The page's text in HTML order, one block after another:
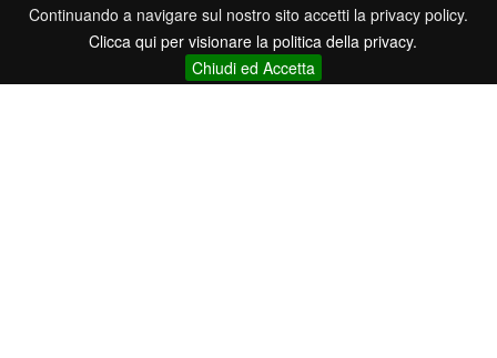
energetiche, approfondimenti su temi specifici.
nessuno, la partecipazione è aperta a tutti, anche alle
Continuando a navigare sul nostro sito accetti la privacy policy.
Clicca qui per visionare la politica della privacy.
Chiudi ed Accetta